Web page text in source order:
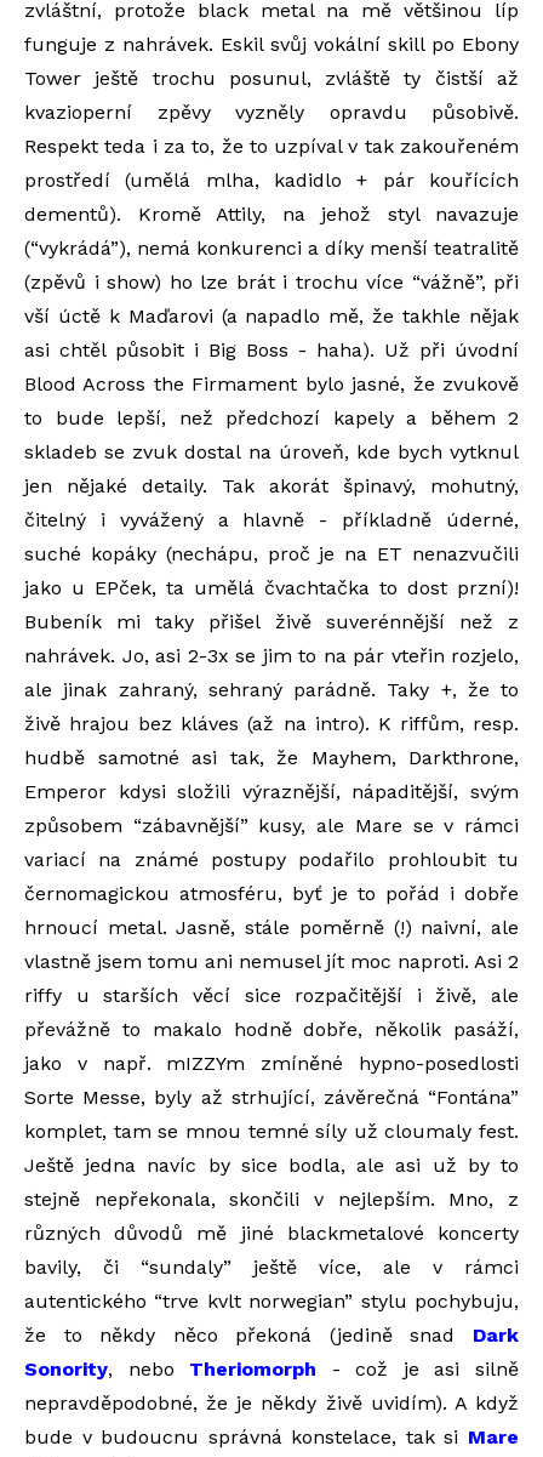
zvláštní, protože black metal na mě většinou líp
funguje z nahrávek. Eskil svůj vokální skill po Ebony
Tower ještě trochu posunul, zvláště ty čistší až
kvazioperní zpěvy vyzněly opravdu působivě.
Respekt teda i za to, že to uzpíval v tak zakouřeném
prostředí (umělá mlha, kadidlo + pár kouřících
dementů). Kromě Attily, na jehož styl navazuje
(“vykrádá”), nemá konkurenci a díky menší teatralitě
(zpěvů i show) ho lze brát i trochu více “vážně”, při
vší úctě k Maďarovi (a napadlo mě, že takhle nějak
asi chtěl působit i Big Boss - haha). Už při úvodní
Blood Across the Firmament bylo jasné, že zvukově
to bude lepší, než předchozí kapely a během 2
skladeb se zvuk dostal na úroveň, kde bych vytknul
jen nějaké detaily. Tak akorát špinavý, mohutný,
čitelný i vyvážený a hlavně - příkladně úderné,
suché kopáky (nechápu, proč je na ET nenazvučili
jako u EPček, ta umělá čvachtačka to dost przní)!
Bubeník mi taky přišel živě suverénnější než z
nahrávek. Jo, asi 2-3x se jim to na pár vteřin rozjelo,
ale jinak zahraný, sehraný parádně. Taky +, že to
živě hrajou bez kláves (až na intro). K riffům, resp.
hudbě samotné asi tak, že Mayhem, Darkthrone,
Emperor kdysi složili výraznější, nápaditější, svým
způsobem “zábavnější” kusy, ale Mare se v rámci
variací na známé postupy podařilo prohloubit tu
černomagickou atmosféru, byť je to pořád i dobře
hrnoucí metal. Jasně, stále poměrně (!) naivní, ale
vlastně jsem tomu ani nemusel jít moc naproti. Asi 2
riffy u starších věcí sice rozpačitější i živě, ale
převážně to makalo hodně dobře, několik pasáží,
jako v např. mIZZYm zmíněné hypno-posedlosti
Sorte Messe, byly až strhující, závěrečná “Fontána”
komplet, tam se mnou temné síly už cloumaly fest.
Ještě jedna navíc by sice bodla, ale asi už by to
stejně nepřekonala, skončili v nejlepším. Mno, z
různých důvodů mě jiné blackmetalové koncerty
bavily, či “sundaly” ještě více, ale v rámci
autentického “trve kvlt norwegian” stylu pochybuju,
že to někdy něco překoná (jedině snad Dark
Sonority, nebo Theriomorph - což je asi silně
nepravděpodobné, že je někdy živě uvidím). A když
bude v budoucnu správná konstelace, tak si Mare